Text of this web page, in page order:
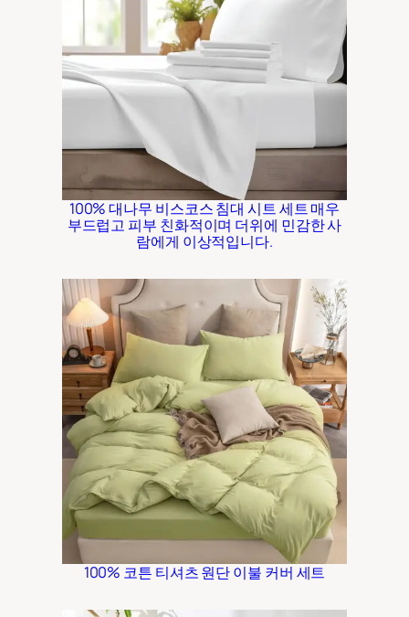
100% 대나무 비스코스 침대 시트 세트 매우
부드럽고 피부 친화적이며 더위에 민감한 사
람에게 이상적입니다.
100% 코튼 티셔츠 원단 이불 커버 세트